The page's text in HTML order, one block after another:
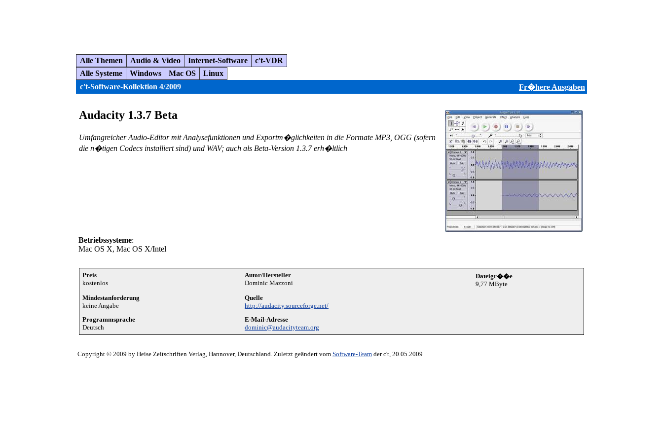
Alle Themen Audio & Video Internet-Software
c't-VDR
Alle Systeme
Windows Mac OS
Linux
c't-Software-Kollektion 4/2009
Fr�here Ausgaben
Audacity 1.3.7 Beta
Umfangreicher Audio-Editor mit Analysefunktionen und Exportm�glichkeiten in die Formate MP3, OGG (sofern
die n�tigen Codecs installiert sind) und WAV; auch als Beta-Version 1.3.7 erh�ltlich
Betriebssysteme:
Mac OS X, Mac OS X/Intel
Preis
kostenlos
Autor/Hersteller
Dominic Mazzoni
Dateigr��e
9,77 MByte
Mindestanforderung
keine Angabe
Quelle
http://audacity.sourceforge.net/
Programmsprache
Deutsch
E-Mail-Adresse
dominic@audacityteam.org
Copyright © 2009 by Heise Zeitschriften Verlag, Hannover, Deutschland. Zuletzt geändert vom Software-Team der c't, 20.05.2009